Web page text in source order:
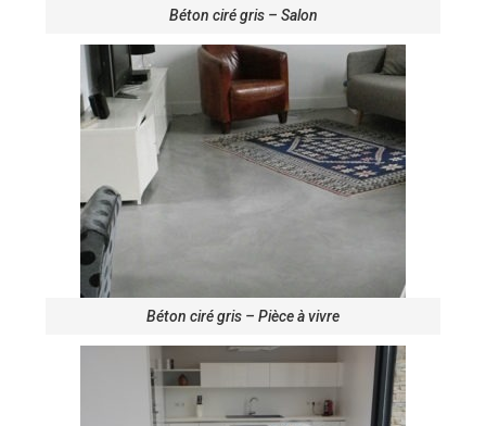
Béton ciré gris – Salon
Béton ciré gris – Pièce à vivre